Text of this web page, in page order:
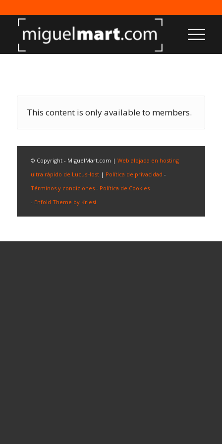
This content is only available to members.
© Copyright - MiguelMart.com |Web alojada en hosting
ultra rápido de LucusHost | Política de privacidad -
Términos y condiciones - Política de Cookies
- Enfold Theme by Kriesi